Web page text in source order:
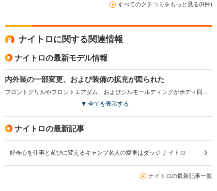
すべてのクチコミをもっと見る(8件)
ナイトロに関する関連情報
ナイトロの最新モデル情報
内外装の一部変更、および装備の拡充が図られた
フロントグリルやフロントエアダム、およびシルモールディングがボディ同色に変更された。またオプションで人気の高かった、クロームのサイドステップやフューエルフィラー、スカッフパッドが標準装備されている。カーゴスペースの半分に浅くて大きなトレイが設けられ使い勝手も向上。（2010.07）
全てを表示する
ナイトロの最新記事
好奇心を仕事と遊びに変えるキャンプ名人の愛車はダッジ ナイトロ
ナイトロの最新記事一覧